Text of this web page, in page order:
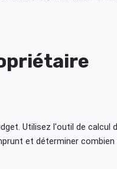
Utilisez l'outil de calcul
et déterminer combien